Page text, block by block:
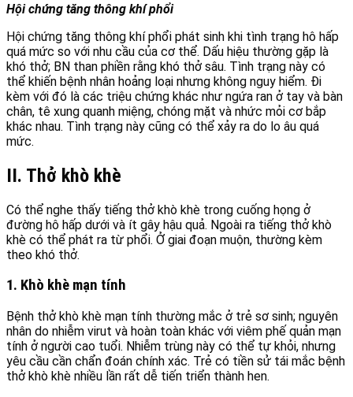
Hội chứng tăng thông khí phổi
Hội chứng tăng thông khí phổi phát sinh khi tình trạng hô hấp
quá mức so với nhu cầu của cơ thể. Dấu hiệu thường gặp là
khó thở; BN than phiền rằng khó thở sâu. Tình trạng này có
thể khiến bệnh nhân hoảng loại nhưng không nguy hiểm. Đi
kèm với đó là các triệu chứng khác như ngứa ran ở tay và bàn
chân, tê xung quanh miệng, chóng mặt và nhức mỏi cơ bắp
khác nhau. Tình trạng này cũng có thể xảy ra do lo âu quá
mức.
II. Thở khò khè
Có thể nghe thấy tiếng thở khò khè trong cuống họng ở
đường hô hấp dưới và ít gây hậu quả. Ngoài ra tiếng thở khò
khè có thể phát ra từ phổi. Ở giai đoạn muộn, thường kèm
theo khó thở.
1. Khò khè mạn tính
Bệnh thở khò khè mạn tính thường mắc ở trẻ sơ sinh; nguyên
nhân do nhiễm virut và hoàn toàn khác với viêm phế quản mạn
tính ở người cao tuổi. Nhiễm trùng này có thể tự khỏi, nhưng
yêu cầu cần chẩn đoán chính xác. Trẻ có tiền sử tái mắc bệnh
thở khò khè nhiều lần rất dễ tiến triển thành hen.